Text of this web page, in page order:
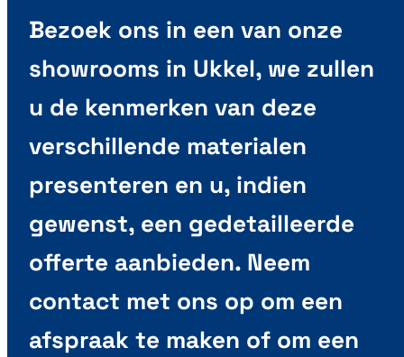
Bezoek ons in een van onze
showrooms in Ukkel, we zullen
u de kenmerken van deze
verschillende materialen
presenteren en u, indien
gewenst, een gedetailleerde
offerte aanbieden. Neem
contact met ons op om een
afspraak te maken of om een